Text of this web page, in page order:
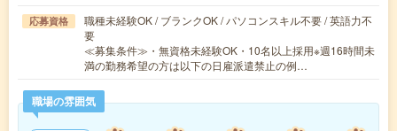
応募資格
職種未経験OK / ブランクOK / パソコンスキル不要 / 英語力不
要
≪募集条件≫・無資格未経験OK・10名以上採用※週16時間未
満の勤務希望の方は以下の日雇派遣禁止の例…
職場の雰囲気